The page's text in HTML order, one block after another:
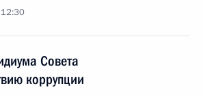
12:30
Совета
коррупции